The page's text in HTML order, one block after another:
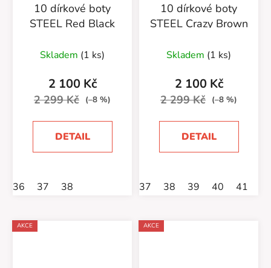
10 dírkové boty
STEEL Red Black
Skladem (1 ks)
2 100 Kč
2 299 Kč (–8 %)
DETAIL
36 37 38
10 dírkové boty
STEEL Crazy Brown
Skladem (1 ks)
2 100 Kč
2 299 Kč (–8 %)
DETAIL
37 38 39 40 41
AKCE AKCE